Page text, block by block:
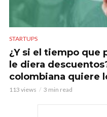
STARTUPS
¿Y si el tiempo que
le diera
colombiana quiere
113 views 3 min read